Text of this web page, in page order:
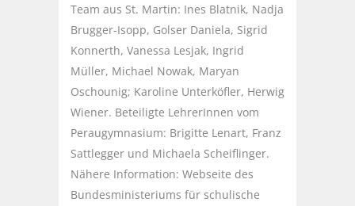
Team aus St. Martin: Ines Blatnik, Nadja
Brugger-Isopp, Golser Daniela, Sigrid
Konnerth, Vanessa Lesjak, Ingrid
Müller, Michael Nowak, Maryan
Oschounig; Karoline Unterköfler, Herwig
Wiener. Beteiligte LehrerInnen vom
Peraugymnasium: Brigitte Lenart, Franz
Sattlegger und Michaela Scheiflinger.
Nähere Information: Webseite des
Bundesministeriums für schulische